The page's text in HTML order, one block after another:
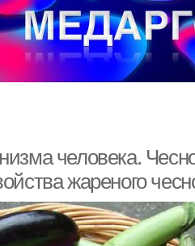
человека.
жареного